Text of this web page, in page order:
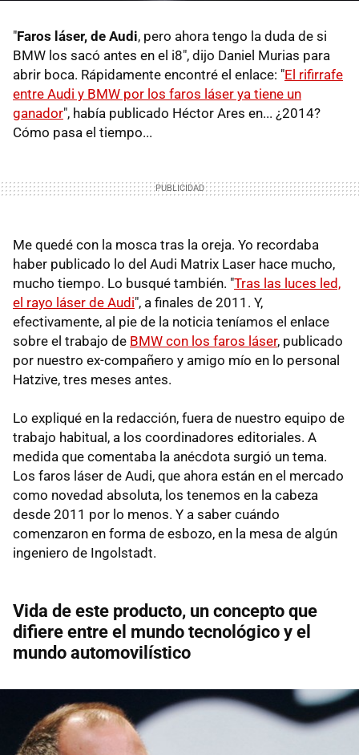
"Faros láser, de Audi, pero ahora tengo la duda de si
BMW los sacó antes en el i8", dijo Daniel Murias para
abrir boca. Rápidamente encontré el enlace: "El rifirrafe
entre Audi y BMW por los faros láser ya tiene un
ganador", había publicado Héctor Ares en... ¿2014?
Cómo pasa el tiempo...
Me quedé con la mosca tras la oreja. Yo recordaba
haber publicado lo del Audi Matrix Laser hace mucho,
mucho tiempo. Lo busqué también. "Tras las luces led,
el rayo láser de Audi", a finales de 2011. Y,
efectivamente, al pie de la noticia teníamos el enlace
sobre el trabajo de BMW con los faros láser, publicado
por nuestro ex-compañero y amigo mío en lo personal
Hatzive, tres meses antes.
Lo expliqué en la redacción, fuera de nuestro equipo de
trabajo habitual, a los coordinadores editoriales. A
medida que comentaba la anécdota surgió un tema.
Los faros láser de Audi, que ahora están en el mercado
como novedad absoluta, los tenemos en la cabeza
desde 2011 por lo menos. Y a saber cuándo
comenzaron en forma de esbozo, en la mesa de algún
ingeniero de Ingolstadt.
Vida de este producto, un concepto que
difiere entre el mundo tecnológico y el
mundo automovilístico